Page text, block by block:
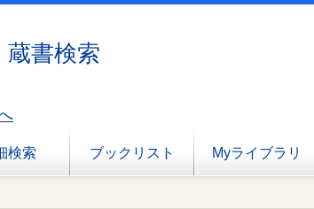
書検索
検索 ブックリスト Myライブラリ